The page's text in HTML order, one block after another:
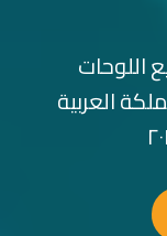
اللوحات
العربية